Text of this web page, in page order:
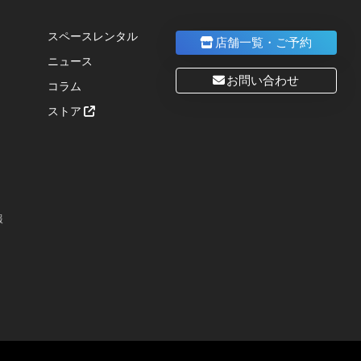
スペースレンタル
ニュース
コラム
ストア
店舗一覧・ご予約
お問い合わせ